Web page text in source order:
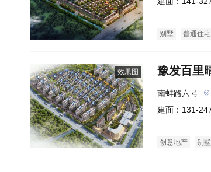
别墅 普通住宅
效果图 豫发百里
南蚌路六号
建面：131-
创意地产 别墅